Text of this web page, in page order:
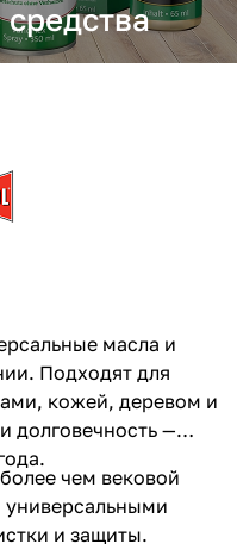
масла и
Подходят для
кожей, деревом и
долговечность —
чем вековой
универсальными
и защиты.